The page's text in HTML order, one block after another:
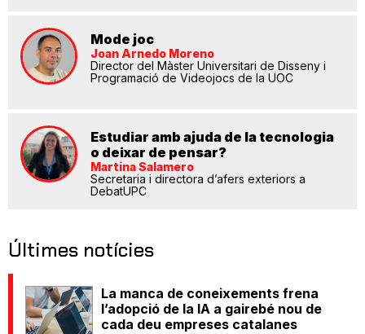
Mode joc
Joan Arnedo Moreno
Director del Màster Universitari de Disseny i
Programació de Videojocs de la UOC
Estudiar amb ajuda de la tecnologia
o deixar de pensar?
Martina Salamero
Secretaria i directora d’afers exteriors a
DebatUPC
Últimes notícies
La manca de coneixements frena
l’adopció de la IA a gairebé nou de
cada deu empreses catalanes